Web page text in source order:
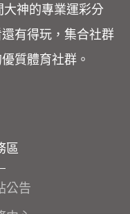
神的專業運彩分
有得玩，集合社群
質體育社群。
區
公告